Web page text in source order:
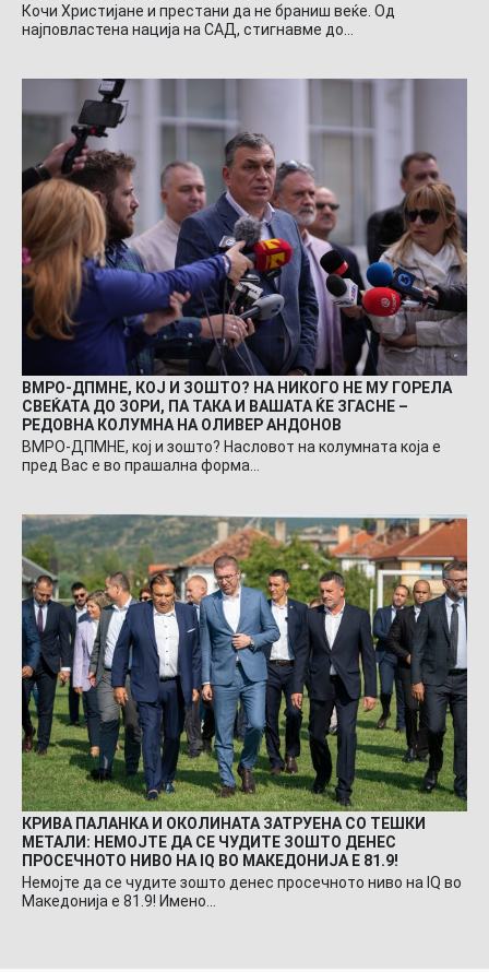
Кочи Христијане и престани да не браниш веќе. Од
најповластена нација на САД, стигнавме до…
ВМРО-ДПМНЕ, КОЈ И ЗОШТО? НА НИКОГО НЕ МУ ГОРЕЛА
СВЕЌАТА ДО ЗОРИ, ПА ТАКА И ВАШАТА ЌЕ ЗГАСНЕ –
РЕДОВНА КОЛУМНА НА ОЛИВЕР АНДОНОВ
ВМРО-ДПМНЕ, кој и зошто? Насловот на колумната која е
пред Вас е во прашална форма…
КРИВА ПАЛАНКА И ОКОЛИНАТА ЗАТРУЕНА СО ТЕШКИ
МЕТАЛИ: НЕМОЈТЕ ДА СЕ ЧУДИТЕ ЗОШТО ДЕНЕС
ПРОСЕЧНОТО НИВО НА IQ ВО МАКЕДОНИЈА Е 81.9!
Немојте да се чудите зошто денес просечното ниво на IQ во
Македонија е 81.9! Имено…